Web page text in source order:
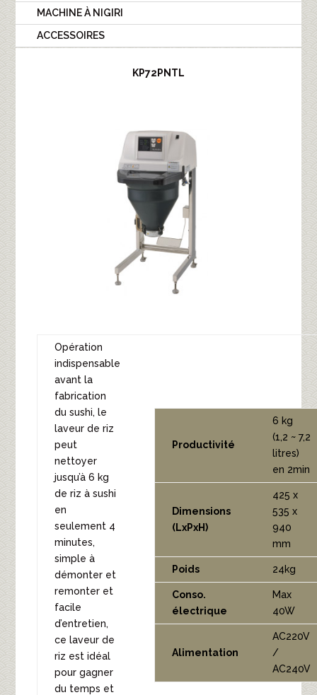
MACHINE À NIGIRI
ACCESSOIRES
KP72PNTL
Opération
indispensable
avant la
fabrication
du sushi, le
laveur de riz
peut
nettoyer
jusqu’à 6 kg
de riz à sushi
en
seulement 4
minutes,
simple à
démonter et
remonter et
facile
d’entretien,
ce laveur de
riz est idéal
pour gagner
du temps et
Productivité
6 kg
(1,2 ~ 7,2
litres)
en 2min
Dimensions
(LxPxH)
425 x
535 x
940
mm
Poids 24kg
Conso.
électrique
Max
40W
Alimentation
AC220V
/
AC240V